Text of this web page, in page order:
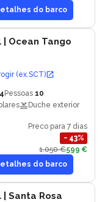
do barco
| Ocean Tango
(ex.SCT)
4 Pessoas 10
Duche exterior
Preco para 7 dias
− 43%
1.050 €599 €
do barco
| Santa Rosa